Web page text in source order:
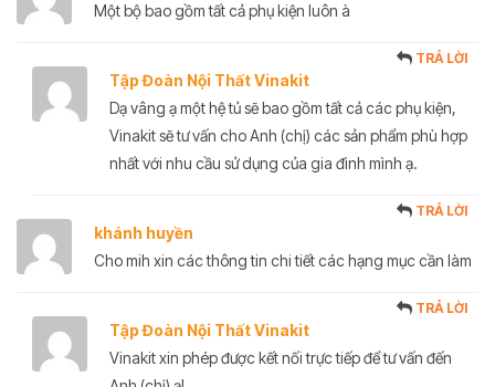
Một bộ bao gồm tất cả phụ kiện luôn à
Tập Đoàn Nội Thất Vinakit
TRẢ LỜI
Dạ vâng ạ một hệ tủ sẽ bao gồm tất cả các phụ kiện,
Vinakit sẽ tư vấn cho Anh (chị) các sản phẩm phù hợp
nhất với nhu cầu sử dụng của gia đình mình ạ.
khánh huyền
TRẢ LỜI
Cho mih xin các thông tin chi tiết các hạng mục cần làm
Tập Đoàn Nội Thất Vinakit
TRẢ LỜI
Vinakit xin phép được kết nối trực tiếp để tư vấn đến